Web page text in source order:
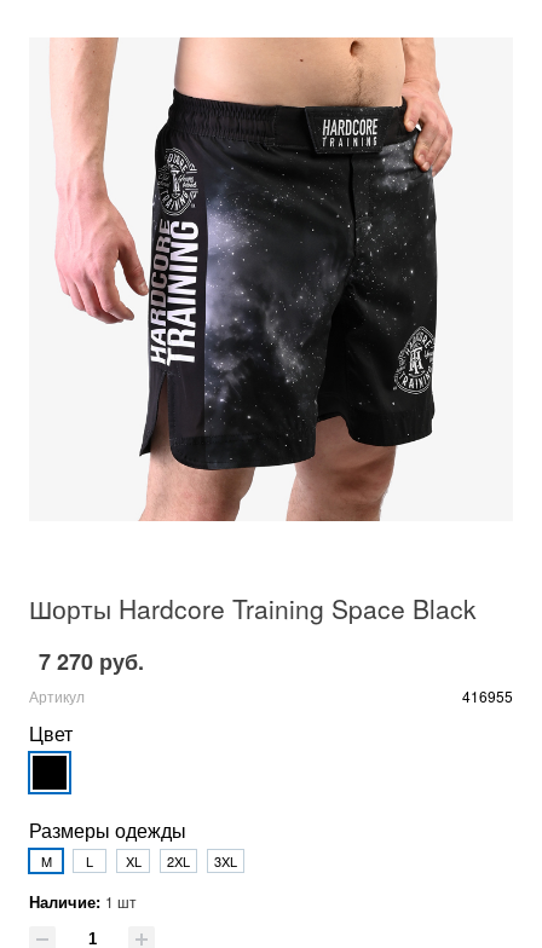
Шорты Hardcore Training Space Black
7 270 руб.
Артикул 416955
Цвет
Размеры одежды
M L XL 2XL 3XL
Наличие: 1 шт